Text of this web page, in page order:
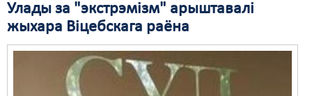
Улады за "экстрэмізм" арыштавалі
жыхара Віцебскага раёна
Свабода слова
Свабода сумленьня